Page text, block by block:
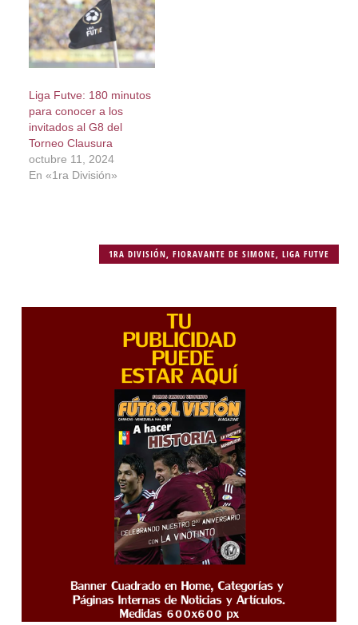
Liga Futve: 180 minutos
para conocer a los
invitados al G8 del
Torneo Clausura
octubre 11, 2024
En «1ra División»
1RA DIVISIÓN,FIORAVANTE DE SIMONE,LIGA FUTVE